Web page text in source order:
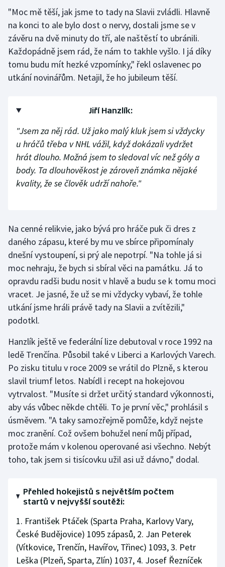
Golf
Gymnastika
Jezdectví
Judo
Lezení
Moderní pětiboj
Motorsport
Olympijské hry
Parasport
Plážový volejbal
Ragby
Rychlobruslení
Rychlostní kanoistika
Short track
Stolní tenis
Triatlon
Veslování
"Moc mě těší, jak jsme to tady na Slavii zvládli. Hlavně
na konci to ale bylo dost o nervy, dostali jsme se v
závěru na dvě minuty do tří, ale naštěstí to ubránili.
Každopádně jsem rád, že nám to takhle vyšlo. I já díky
tomu budu mít hezké vzpomínky," řekl oslavenec po
utkání novinářům. Netajil, že ho jubileum těší.
Jiří Hanzlík:
"Jsem za něj rád. Už jako malý kluk jsem si vždycky
u hráčů třeba v NHL vážil, když dokázali vydržet
hrát dlouho. Možná jsem to sledoval víc než góly a
body. Ta dlouhověkost je zároveň známka nějaké
kvality, že se člověk udrží nahoře."
Na cenné relikvie, jako bývá pro hráče puk či dres z
daného zápasu, které by mu ve sbírce připomínaly
dnešní vystoupení, si prý ale nepotrpí. "Na tohle já si
moc nehraju, že bych si sbíral věci na památku. Já to
opravdu radši budu nosit v hlavě a budu se k tomu moci
vracet. Je jasné, že už se mi vždycky vybaví, že tohle
utkání jsme hráli právě tady na Slavii a zvítězili,"
podotkl.
Hanzlík ještě ve federální lize debutoval v roce 1992 na
ledě Trenčína. Působil také v Liberci a Karlových Varech.
Po zisku titulu v roce 2009 se vrátil do Plzně, s kterou
slavil triumf letos. Nabídl i recept na hokejovou
vytrvalost. "Musíte si držet určitý standard výkonnosti,
aby vás vůbec někde chtěli. To je první věc," prohlásil s
úsměvem. "A taky samozřejmě pomůže, když nejste
moc zranění. Což ovšem bohužel není můj případ,
protože mám v kolenou operované asi všechno. Nebýt
toho, tak jsem si tisícovku užil asi už dávno," dodal.
Přehled hokejistů s největším počtem
startů v nejvyšší soutěži:
1. František Ptáček (Sparta Praha, Karlovy Vary,
České Budějovice) 1095 zápasů, 2. Jan Peterek
(Vítkovice, Trenčín, Havířov, Třinec) 1093, 3. Petr
Leška (Plzeň, Sparta, Zlín) 1037, 4. Josef Řezníček